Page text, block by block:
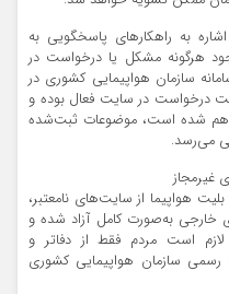
به راهکارهای پاسخگویی به
هرگونه مشکل یا درخواست در
سازمان هواپیمایی کشوری در
درخواست در سایت فعال بوده و
شده است، موضوعات ثبت‌شده
می‌رسد.
غیرمجاز
هواپیما از سایت‌های نامعتبر،
به‌صورت کامل آزاد شده و
است مردم فقط از دفاتر و
سازمان هواپیمایی کشوری